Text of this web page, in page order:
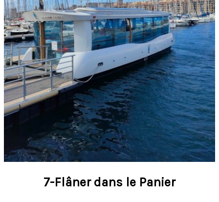
7-Flâner dans le Panier